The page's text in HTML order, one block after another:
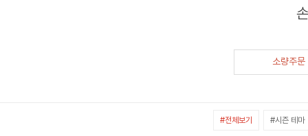
소량주문
#전체보기 #시즌 테마